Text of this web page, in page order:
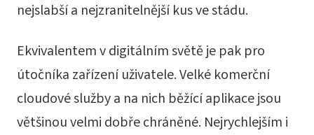
nejslabší a nejzranitelnější kus ve stádu.
Ekvivalentem v digitálním světě je pak pro
útočníka zařízení uživatele. Velké komerční
cloudové služby a na nich běžící aplikace jsou
většinou velmi dobře chráněné. Nejrychlejším i